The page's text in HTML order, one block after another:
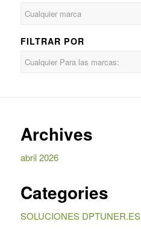
FILTRAR POR
Archives
abril 2026
Categories
SOLUCIONES DPTUNER.ES